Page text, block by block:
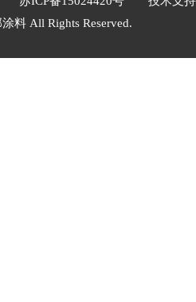
料 All Rights Reserved.